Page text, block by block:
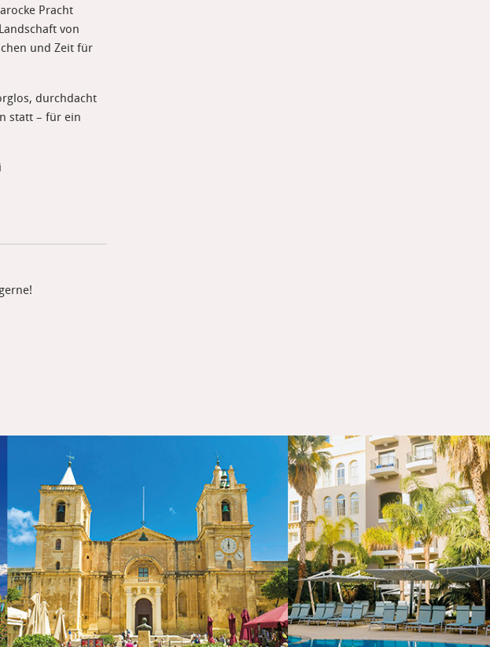
Pracht
von
und Zeit für
durchdacht
statt – für ein